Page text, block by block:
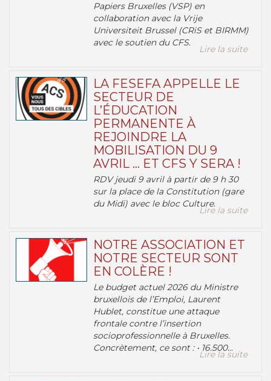
Papiers Bruxelles (VSP) en
collaboration avec la Vrije
Universiteit Brussel (CRiS et BIRMM)
avec le soutien du CFS.
Lire la suite
LA FESEFA APPELLE LE
SECTEUR DE
L’ÉDUCATION
PERMANENTE À
REJOINDRE LA
MOBILISATION DU 9
AVRIL … ET CFS Y SERA !
RDV jeudi 9 avril à partir de 9 h 30
sur la place de la Constitution (gare
du Midi) avec le bloc Culture.
Lire la suite
NOTRE ASSOCIATION ET
NOTRE SECTEUR SONT
EN COLÈRE !
Le budget actuel 2026 du Ministre
bruxellois de l’Emploi, Laurent
Hublet, constitue une attaque
frontale contre l’insertion
socioprofessionnelle à Bruxelles.
Concrètement, ce sont : • 16.500...
Lire la suite